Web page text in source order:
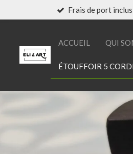
au
Frais de port
ACCUEIL QUI
ÉTOUFFOIR 5